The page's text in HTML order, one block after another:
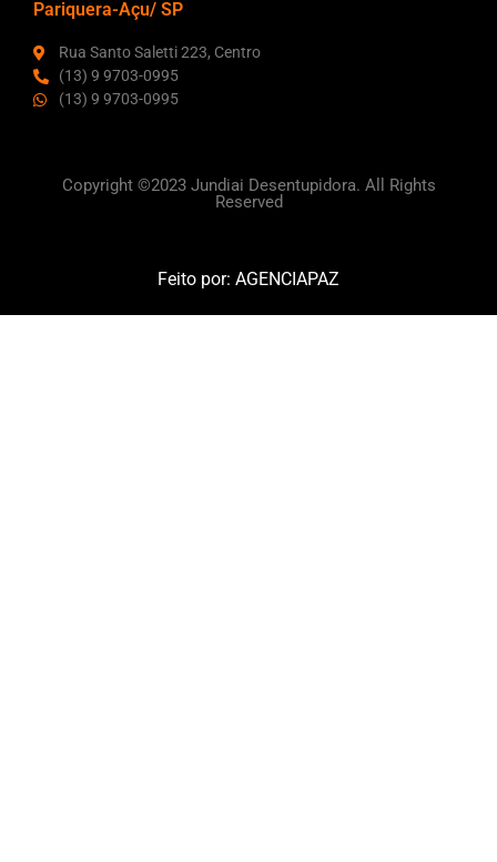
Pariquera-Açu/ SP
Rua Santo Saletti 223, Centro
(13) 9 9703-0995
(13) 9 9703-0995
Copyright ©2023 Jundiai Desentupidora. All Rights
Reserved
Feito por: AGENCIAPAZ